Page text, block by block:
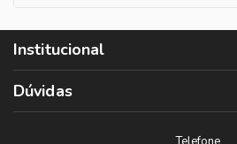
Institucional
Dúvidas